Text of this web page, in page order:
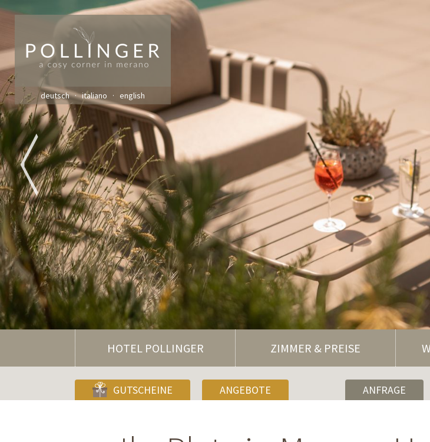
deutsch italiano english
HOTEL POLLINGER ZIMMER & PREISE
GUTSCHEINE ANGEBOTE ANFRAGE